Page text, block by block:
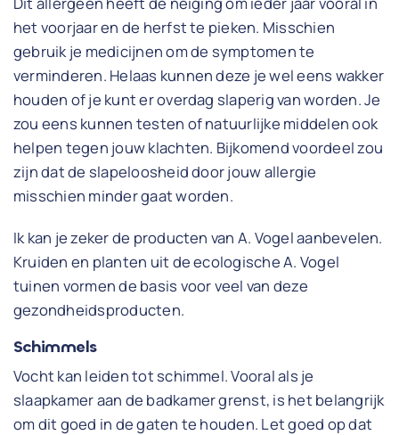
het voorjaar en de herfst te pieken. Misschien
gebruik je medicijnen om de symptomen te
verminderen. Helaas kunnen deze je wel eens wakker
houden of je kunt er overdag slaperig van worden. Je
zou eens kunnen testen of natuurlijke middelen ook
helpen tegen jouw klachten. Bijkomend voordeel zou
zijn dat de slapeloosheid door jouw allergie
misschien minder gaat worden.
Ik kan je zeker de producten van A. Vogel aanbevelen.
Kruiden en planten uit de ecologische A. Vogel
tuinen vormen de basis voor veel van deze
gezondheidsproducten.
Schimmels
Vocht kan leiden tot schimmel. Vooral als je
slaapkamer aan de badkamer grenst, is het belangrijk
om dit goed in de gaten te houden. Let goed op dat